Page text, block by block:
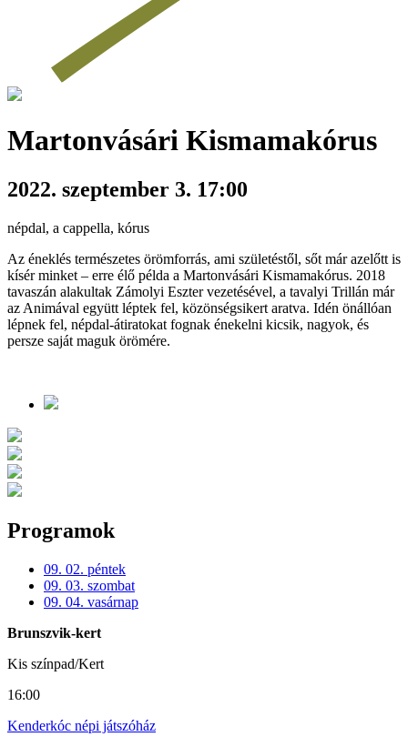
Martonvásári Kismamakórus
2022. szeptember 3. 17:00
népdal, a cappella, kórus
Az éneklés természetes örömforrás, ami születéstől, sőt már azelőtt is
kísér minket – erre élő példa a Martonvásári Kismamakórus. 2018
tavaszán alakultak Zámolyi Eszter vezetésével, a tavalyi Trillán már
az Animával együtt léptek fel, közönségsikert aratva. Idén önállóan
lépnek fel, népdal-átiratokat fognak énekelni kicsik, nagyok, és
persze saját maguk örömére.
Programok
09. 02. péntek
09. 03. szombat
09. 04. vasárnap
Brunszvik-kert
Kis színpad/Kert
16:00
Kenderkóc népi játszóház